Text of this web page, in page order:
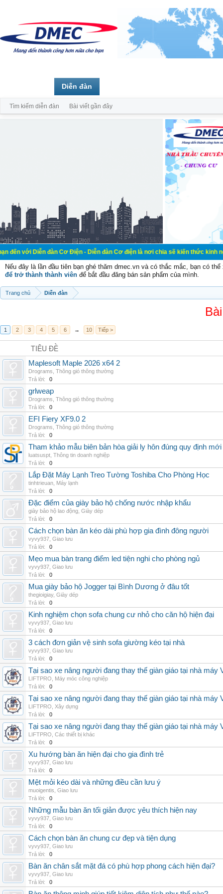
đàn Cơ Điện - Diễn đàn Cơ điện là nơi chia sẽ kiến thức kinh nghiệm
Nếu đây là lần đầu tiên bạn ghé thăm dmec.vn và có thắc mắc, bạn có
để trở thành thành viên để bắt đầu đăng bán sản phẩm của mình.
Trang chủ Diễn đàn
1 2 3 4 5 6 → 10 Tiếp >
TIÊU ĐỀ
Maplesoft Maple 2026 x64 2
Drograms Thông gió thông thường
Trả lời:
0
grlweap
Drograms Thông gió thông thường
Trả lời:
0
EFI Fiery XF9.0 2
Drograms Thông gió thông thường
Trả lời:
0
Tham khảo mẫu biên bản hòa giải ly hôn đúng quy định mới
luatsuspt Thông tin doanh nghiệp
Trả lời:
0
Lắp Đặt Máy Lạnh Treo Tường Toshiba Cho Phòng Học
tinhtrieuan Máy lạnh
Trả lời:
0
Đặc điểm của giày bảo hộ chống nước nhập khẩu
giày bảo hộ lao động Giày dép
Trả lời:
0
Cách chọn bàn ăn kéo dài phù hợp gia đình đông người
vyvy937 Giao lưu
Trả lời:
0
Mẹo mua bàn trang điểm led tiện nghi cho phòng ngủ
vyvy937 Giao lưu
Trả lời:
0
Mua giày bảo hộ Jogger tại Bình Dương ở đâu tốt
thegioigiay, Giày dép
Trả lời:
0
Kinh nghiệm chọn sofa chung cư nhỏ cho căn hộ hiện đại
vyvy937 Giao lưu
Trả lời:
0
3 cách đơn giản vệ sinh sofa giường kéo tại nhà
vyvy937 Giao lưu
Trả lời:
0
Tại sao xe nâng người đang thay thế giàn giáo tại nhà máy
LIFTPRO
Máy móc công nghiệp
Trả lời:
0
Tại sao xe nâng người đang thay thế giàn giáo tại nhà máy
LIFTPRO
Xây dựng
Trả lời:
0
Tại sao xe nâng người đang thay thế giàn giáo tại nhà máy
LIFTPRO Các thiết bị khác
Trả lời:
0
Xu hướng bàn ăn hiện đại cho gia đình trẻ
vyvy937 Giao lưu
Trả lời:
0
Mệt mỏi kéo dài và những điều cần lưu ý
muoigentis Giao lưu
Trả lời:
0
Những mẫu bàn ăn tối giản được yêu thích hiện nay
vyvy937 Giao lưu
Trả lời:
0
Cách chọn bàn ăn chung cư đẹp và tiện dụng
vyvy937 Giao lưu
Trả lời:
0
Bàn ăn chân sắt mặt đá có phù hợp phong cách hiện đại?
vyvy937 Giao lưu
Trả lời:
0
Diễn đàn
Tìm kiếm diễn đàn Bài viết gần đây